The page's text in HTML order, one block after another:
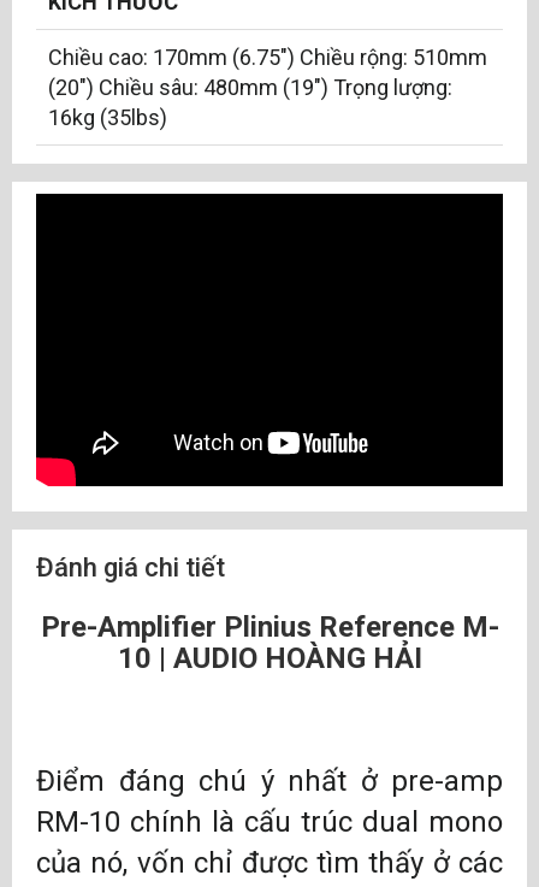
Chiều cao: 170mm (6.75") Chiều rộng: 510mm
(20") Chiều sâu: 480mm (19") Trọng lượng:
16kg (35lbs)
Đánh giá chi tiết
Pre-Amplifier Plinius Reference M-
10 | AUDIO HOÀNG HẢI
Điểm đáng chú ý nhất ở pre-amp
RM-10 chính là cấu trúc dual mono
của nó, vốn chỉ được tìm thấy ở các